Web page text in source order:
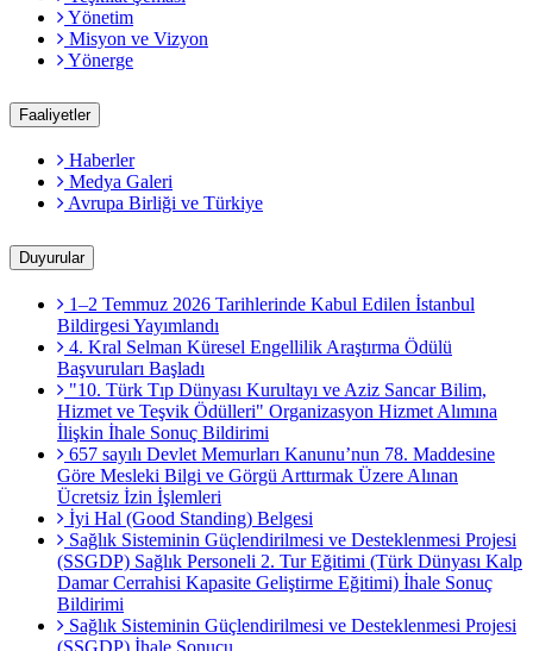
Yönetim
Misyon ve Vizyon
Yönerge
Faaliyetler
Haberler
Medya Galeri
Avrupa Birliği ve Türkiye
Duyurular
1–2 Temmuz 2026 Tarihlerinde Kabul Edilen İstanbul
Bildirgesi Yayımlandı
4. Kral Selman Küresel Engellilik Araştırma Ödülü
Başvuruları Başladı
"10. Türk Tıp Dünyası Kurultayı ve Aziz Sancar Bilim,
Hizmet ve Teşvik Ödülleri" Organizasyon Hizmet Alımına
İlişkin İhale Sonuç Bildirimi
657 sayılı Devlet Memurları Kanunu’nun 78. Maddesine
Göre Mesleki Bilgi ve Görgü Arttırmak Üzere Alınan
Ücretsiz İzin İşlemleri
İyi Hal (Good Standing) Belgesi
Sağlık Sisteminin Güçlendirilmesi ve Desteklenmesi Projesi
(SSGDP) Sağlık Personeli 2. Tur Eğitimi (Türk Dünyası Kalp
Damar Cerrahisi Kapasite Geliştirme Eğitimi) İhale Sonuç
Bildirimi
Sağlık Sisteminin Güçlendirilmesi ve Desteklenmesi Projesi